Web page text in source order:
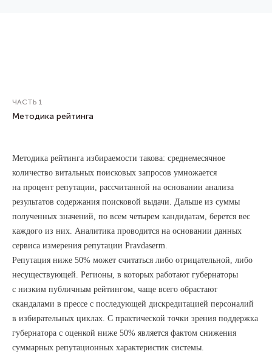
ЧАСТЬ 1
Методика рейтинга
Методика рейтинга избираемости такова: среднемесячное
количество витальных поисковых запросов умножается
на процент репутации, рассчитанной на основании анализа
результатов содержания поисковой выдачи. Дальше из суммы
полученных значений, по всем четырем кандидатам, берется вес
каждого из них. Аналитика проводится на основании данных
сервиса измерения репутации Pravdaserm.
Репутация ниже 50% может считаться либо отрицательной, либо
несуществующей. Регионы, в которых работают губернаторы
с низким публичным рейтингом, чаще всего обрастают
скандалами в прессе с последующей дискредитацией персоналий
в избирательных циклах. С практической точки зрения поддержка
губернатора с оценкой ниже 50% является фактом снижения
суммарных репутационных характеристик системы.